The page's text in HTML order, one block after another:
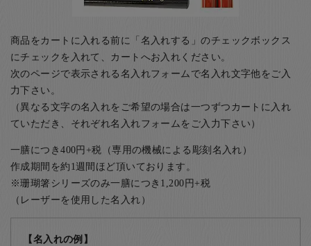
商品をカートに入れる前に「名入れする」のチェックボックス
にチェックを入れて、カートへお入れください。
次のページで表示される名入れフォームで名入れ文字他をご入
力下さい。
（異なる文字の名入れをご希望の場合は一つずつカートに入れ
ていただき、それぞれ名入れフォームをご入力下さい）
一膳につき400円+税（専用の機械による彫刻名入れ）
作成期間を約1週間ほど頂いております。
※珊瑚箸シリーズのみ一膳につき1,200円+税
（レーザーを使用した名入れ）
【名入れの例】